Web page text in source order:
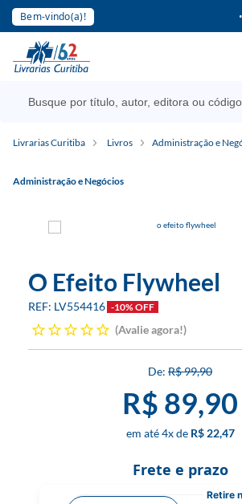
Bem-vindo(a)!
Livrarias Curitiba Livros Administração e
Administração e Negócios
O Efeito Flywheel
LV554416 -10% OFF
Avalie agora!
R$ 99,90
R$ 89,90
4x R$ 22,47
Frete e prazo